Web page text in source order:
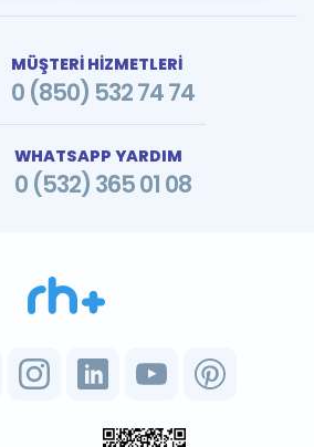
MÜŞTERİ HİZMETLERİ
0 (850) 532 74 74
WHATSAPP YARDIM
0 (532) 365 01 08